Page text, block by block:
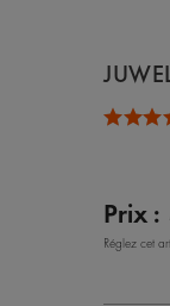
Prix :
Réglez cet